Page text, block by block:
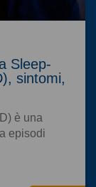
Sleep-
sintomi,
è una
episodi